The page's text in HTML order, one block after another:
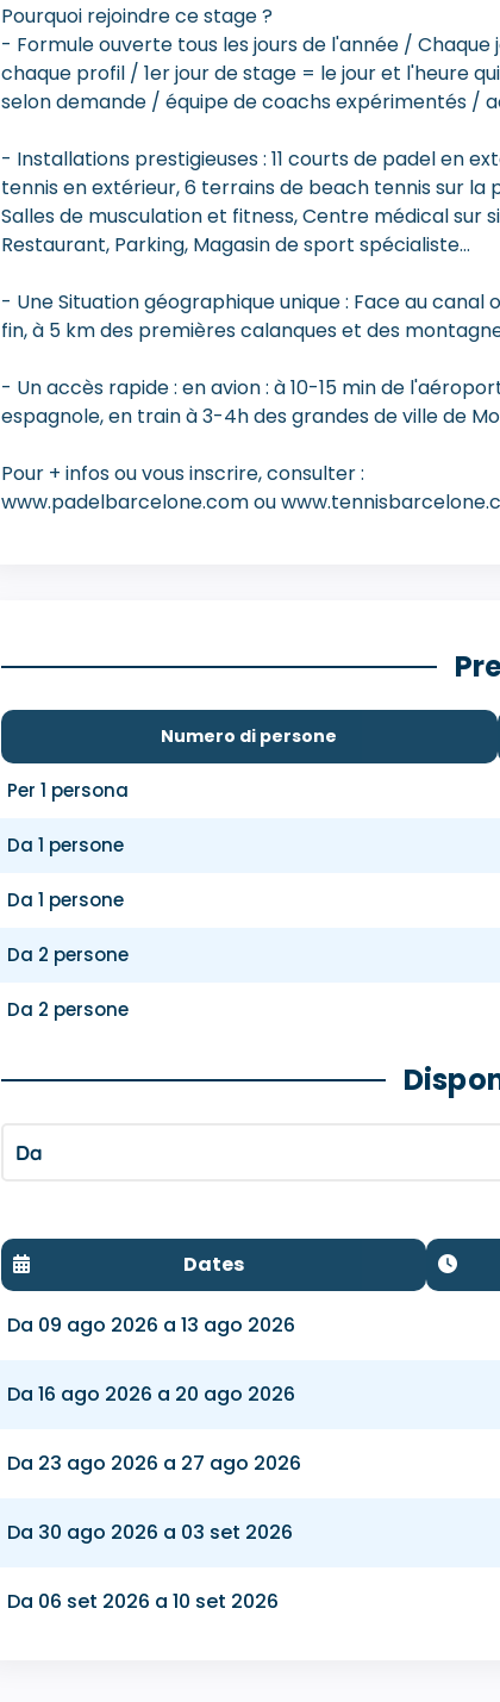
Pourquoi rejoindre ce stage ?
- Formule ouverte tous les jours de l'année /
chaque profil / 1er jour de stage = le jour et l'heure
selon demande / équipe de coachs expérimentés /
- Installations prestigieuses : 11 courts de padel en
tennis en extérieur, 6 terrains de beach tennis sur
Salles de musculation et fitness, Centre médical sur
Restaurant, Parking, Magasin de sport spécialiste...
- Une Situation géographique unique : Face au canal
fin, à 5 km des premières calanques et des
- Un accès rapide : en avion : à 10-15 min de
espagnole, en train à 3-4h des grandes de ville de
Pour + infos ou vous inscrire, consulter :
www.padelbarcelone.com ou
Numero di persone
Per 1 persona
Da 1 persone
Da 1 persone
Da 2 persone
Da 2 persone
Da
Dates
Da 09 ago 2026 a 13 ago 2026
Da 16 ago 2026 a 20 ago 2026
Da 23 ago 2026 a 27 ago 2026
Da 30 ago 2026 a 03 set 2026
Da 06 set 2026 a 10 set 2026